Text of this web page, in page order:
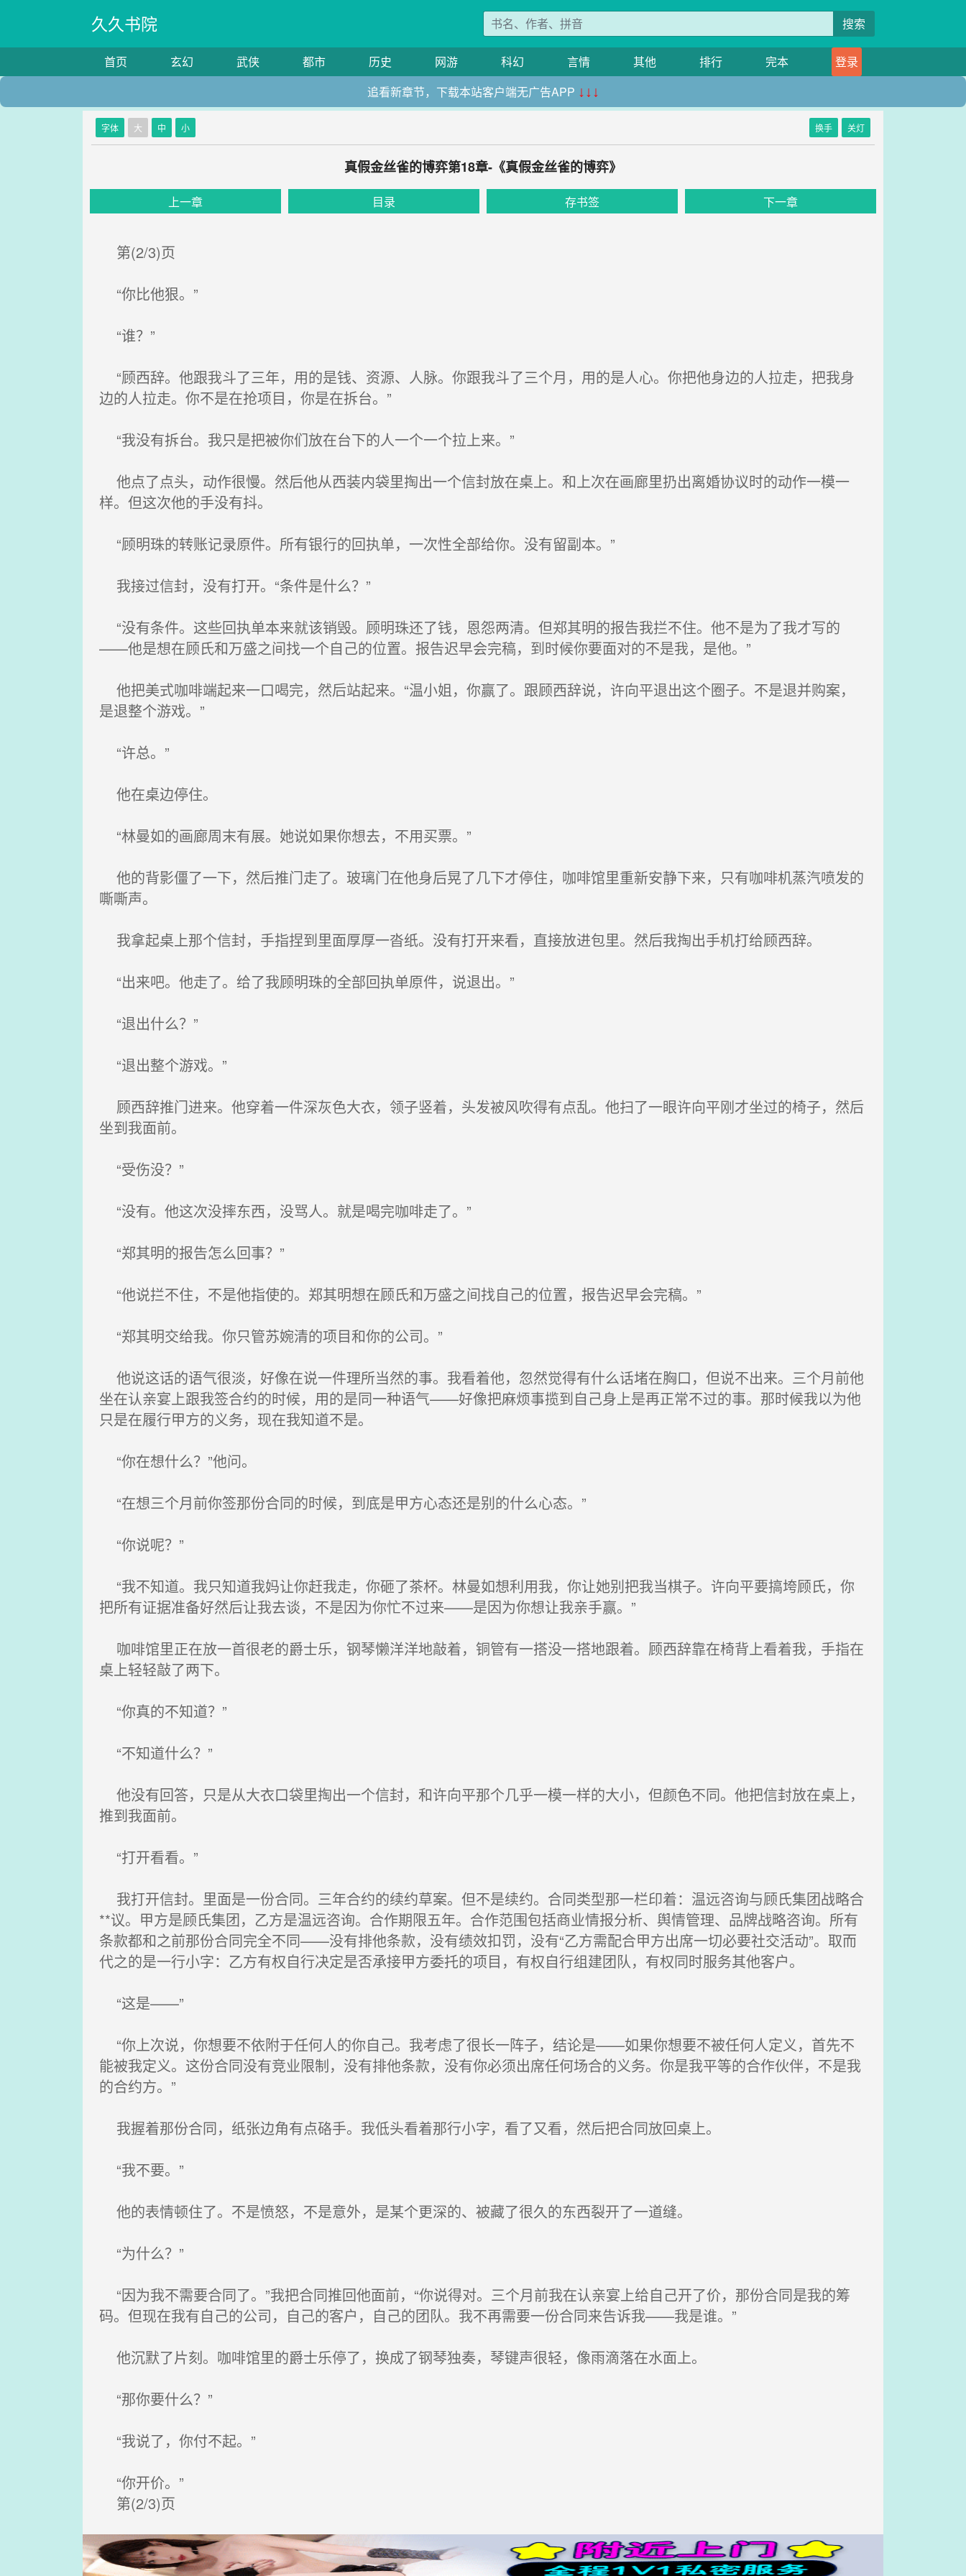
久久书院 搜索
首页 玄幻 武侠 都市 历史 网游 科幻 言情 其他 排行 完本
登录
追看新章节，下载本站客户端无广告APP ↓↓↓
字体 大 中 小 换手 关灯
真假金丝雀的博弈第18章-《真假金丝雀的博弈》
上一章 目录 存书签 下一章
第(2/3)页
“你比他狠。”
“谁？”
“顾西辞。他跟我斗了三年，用的是钱、资源、人脉。你跟我斗了三个月，用的是人心。你把他身边的人拉走，把我身
边的人拉走。你不是在抢项目，你是在拆台。”
“我没有拆台。我只是把被你们放在台下的人一个一个拉上来。”
他点了点头，动作很慢。然后他从西装内袋里掏出一个信封放在桌上。和上次在画廊里扔出离婚协议时的动作一模一
样。但这次他的手没有抖。
“顾明珠的转账记录原件。所有银行的回执单，一次性全部给你。没有留副本。”
我接过信封，没有打开。“条件是什么？”
“没有条件。这些回执单本来就该销毁。顾明珠还了钱，恩怨两清。但郑其明的报告我拦不住。他不是为了我才写的
——他是想在顾氏和万盛之间找一个自己的位置。报告迟早会完稿，到时候你要面对的不是我，是他。”
他把美式咖啡端起来一口喝完，然后站起来。“温小姐，你赢了。跟顾西辞说，许向平退出这个圈子。不是退并购案，
是退整个游戏。”
“许总。”
他在桌边停住。
“林曼如的画廊周末有展。她说如果你想去，不用买票。”
他的背影僵了一下，然后推门走了。玻璃门在他身后晃了几下才停住，咖啡馆里重新安静下来，只有咖啡机蒸汽喷发的
嘶嘶声。
我拿起桌上那个信封，手指捏到里面厚厚一沓纸。没有打开来看，直接放进包里。然后我掏出手机打给顾西辞。
“出来吧。他走了。给了我顾明珠的全部回执单原件，说退出。”
“退出什么？”
“退出整个游戏。”
顾西辞推门进来。他穿着一件深灰色大衣，领子竖着，头发被风吹得有点乱。他扫了一眼许向平刚才坐过的椅子，然后
坐到我面前。
“受伤没？”
“没有。他这次没摔东西，没骂人。就是喝完咖啡走了。”
“郑其明的报告怎么回事？”
“他说拦不住，不是他指使的。郑其明想在顾氏和万盛之间找自己的位置，报告迟早会完稿。”
“郑其明交给我。你只管苏婉清的项目和你的公司。”
他说这话的语气很淡，好像在说一件理所当然的事。我看着他，忽然觉得有什么话堵在胸口，但说不出来。三个月前他
坐在认亲宴上跟我签合约的时候，用的是同一种语气——好像把麻烦事揽到自己身上是再正常不过的事。那时候我以为他
只是在履行甲方的义务，现在我知道不是。
“你在想什么？”他问。
“在想三个月前你签那份合同的时候，到底是甲方心态还是别的什么心态。”
“你说呢？”
“我不知道。我只知道我妈让你赶我走，你砸了茶杯。林曼如想利用我，你让她别把我当棋子。许向平要搞垮顾氏，你
把所有证据准备好然后让我去谈，不是因为你忙不过来——是因为你想让我亲手赢。”
咖啡馆里正在放一首很老的爵士乐，钢琴懒洋洋地敲着，铜管有一搭没一搭地跟着。顾西辞靠在椅背上看着我，手指在
桌上轻轻敲了两下。
“你真的不知道？”
“不知道什么？”
他没有回答，只是从大衣口袋里掏出一个信封，和许向平那个几乎一模一样的大小，但颜色不同。他把信封放在桌上，
推到我面前。
“打开看看。”
我打开信封。里面是一份合同。三年合约的续约草案。但不是续约。合同类型那一栏印着：温远咨询与顾氏集团战略合
**议。甲方是顾氏集团，乙方是温远咨询。合作期限五年。合作范围包括商业情报分析、舆情管理、品牌战略咨询。所有
条款都和之前那份合同完全不同——没有排他条款，没有绩效扣罚，没有“乙方需配合甲方出席一切必要社交活动”。取而
代之的是一行小字：乙方有权自行决定是否承接甲方委托的项目，有权自行组建团队，有权同时服务其他客户。
“这是——”
“你上次说，你想要不依附于任何人的你自己。我考虑了很长一阵子，结论是——如果你想要不被任何人定义，首先不
能被我定义。这份合同没有竞业限制，没有排他条款，没有你必须出席任何场合的义务。你是我平等的合作伙伴，不是我
的合约方。”
我握着那份合同，纸张边角有点硌手。我低头看着那行小字，看了又看，然后把合同放回桌上。
“我不要。”
他的表情顿住了。不是愤怒，不是意外，是某个更深的、被藏了很久的东西裂开了一道缝。
“为什么？”
“因为我不需要合同了。”我把合同推回他面前，“你说得对。三个月前我在认亲宴上给自己开了价，那份合同是我的筹
码。但现在我有自己的公司，自己的客户，自己的团队。我不再需要一份合同来告诉我——我是谁。”
他沉默了片刻。咖啡馆里的爵士乐停了，换成了钢琴独奏，琴键声很轻，像雨滴落在水面上。
“那你要什么？”
“我说了，你付不起。”
“你开价。”
第(2/3)页